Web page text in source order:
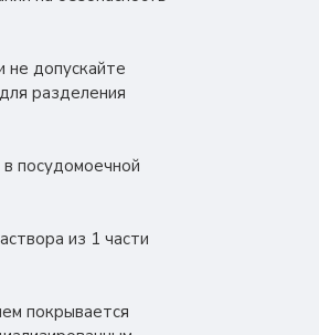
не допускайте
разделения
посудомоечной
из 1 части
покрывается